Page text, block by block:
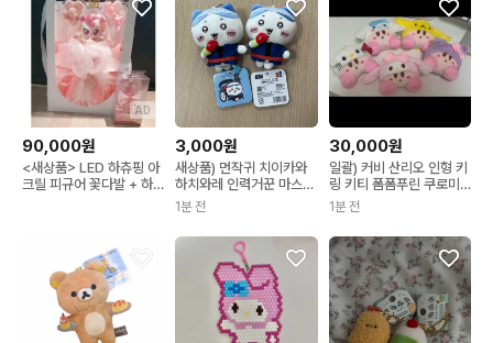
AD
90,000원
<새상품> LED 하츄핑 아
크릴 피규어 꽃다발 + 하
3,000원
새상품) 먼작귀 치이카와
하치와레 인력거꾼 마스코
트 인형 키링
1분 전
30,000원
일괄) 커비 산리오 인형 키
링 키티 폼폼푸린 쿠로미
시나모롤 마이멜로디
1분 전